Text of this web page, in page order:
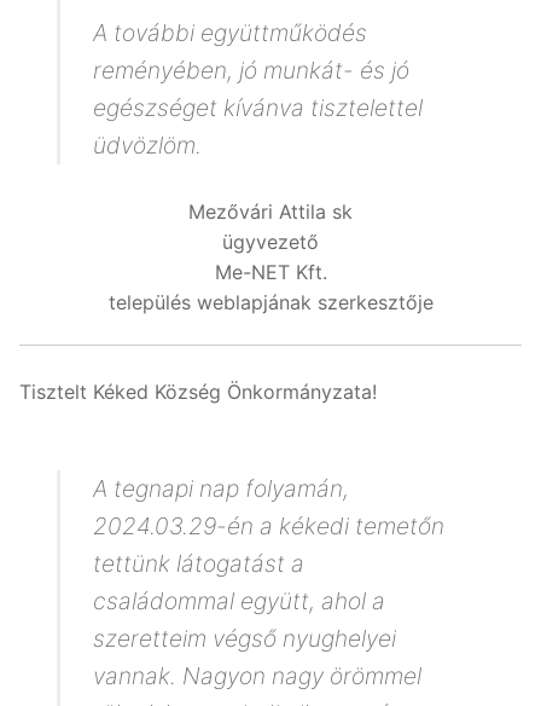
A további együttműködés
reményében, jó munkát- és jó
egészséget kívánva tisztelettel
üdvözlöm.
Mezővári Attila sk
ügyvezető
Me-NET Kft.
település weblapjának szerkesztője
Tisztelt Kéked Község Önkormányzata!
A tegnapi nap folyamán,
2024.03.29-én a kékedi temetőn
tettünk látogatást a
családommal együtt, ahol a
szeretteim végső nyughelyei
vannak. Nagyon nagy örömmel